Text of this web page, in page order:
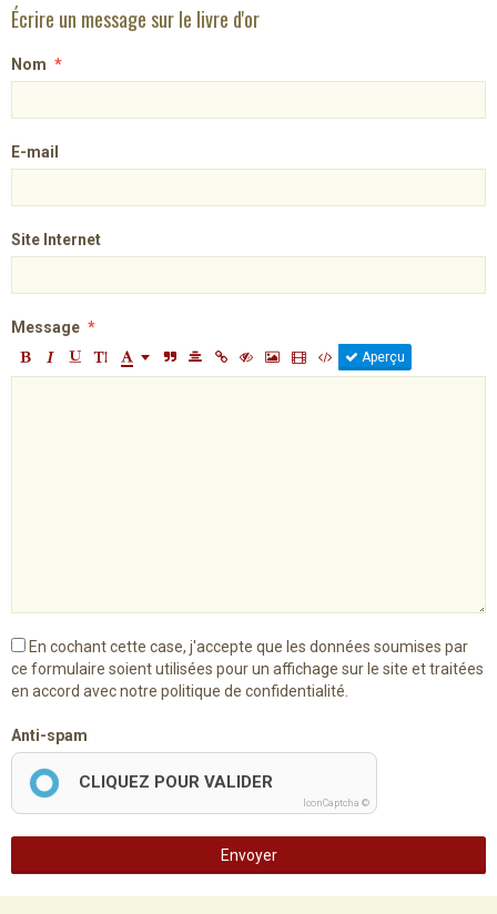
Écrire un message sur le livre d'or
Nom
E-mail
Site Internet
Message
Aperçu
En cochant cette case, j'accepte que les données soumises par
ce formulaire soient utilisées pour un affichage sur le site et traitées
en accord avec notre politique de confidentialité.
Anti-spam
CLIQUEZ POUR VALIDER
IconCaptcha ©
Envoyer